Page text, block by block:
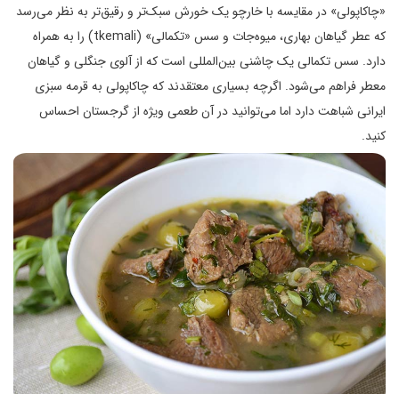
«چاکاپولی» در مقایسه با خارچو یک خورش سبک‌تر و رقیق‌تر به نظر می‌رسد
که عطر گیاهان بهاری، میوه‌جات و سس «تکمالی» (tkemali) را به همراه
دارد. سس تکمالی یک چاشنی بین‌المللی است که از آلوی جنگلی و گیاهان
معطر فراهم می‌شود. اگرچه بسیاری معتقدند که چاکاپولی به قرمه سبزی
ایرانی شباهت دارد اما می‌توانید در آن طعمی ویژه از گرجستان احساس
کنید.